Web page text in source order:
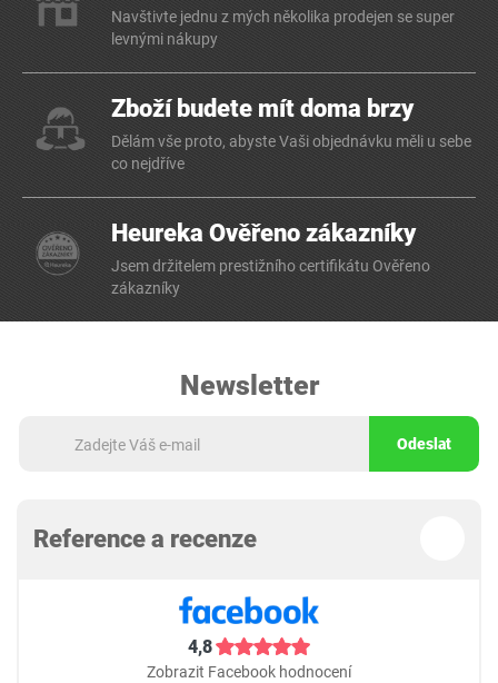
Navštivte jednu z mých několika prodejen se super
levnými nákupy
Zboží budete mít doma brzy
Dělám vše proto, abyste Vaši objednávku měli u sebe
co nejdříve
Heureka Ověřeno zákazníky
Jsem držitelem prestižního certifikátu Ověřeno
zákazníky
Newsletter
Odeslat
Reference a recenze
4,8
Zobrazit Facebook hodnocení